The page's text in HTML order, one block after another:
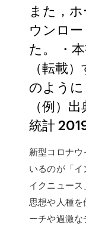
また，
ウンロ
た。 ・
（転載
のように
（例）
統計
新型コロナ
いるのが「
イクニュー
思想や人種
ーチや過激な